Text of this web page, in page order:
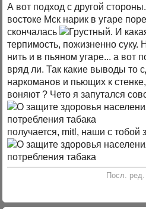
А вот подход с другой
востоке Мск нарик в угаре
скончалась
. И
терпимость, пожизненно суку.
нить и в пьяном угаре... а вот
вряд ли. Так какие выводы то
наркоманов и пьющих к
воняют ? Чето я запутался
получается, mitl, наши с тобой
Посл.